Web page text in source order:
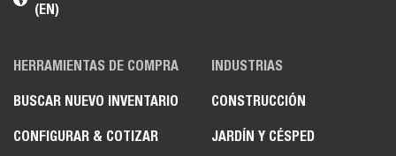
(EN)
HERRAMIENTAS DE COMPRA
BUSCAR NUEVO INVENTARIO
CONFIGURAR & COTIZAR
INDUSTRIAS
CONSTRUCCIÓN
JARDÍN Y CÉSPED